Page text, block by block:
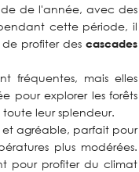
de l'année, avec des
cette période, il
profiter des cascades
fréquentes, mais elles
pour explorer les forêts
toute leur splendeur.
et agréable, parfait pour
plus modérées.
pour profiter du climat